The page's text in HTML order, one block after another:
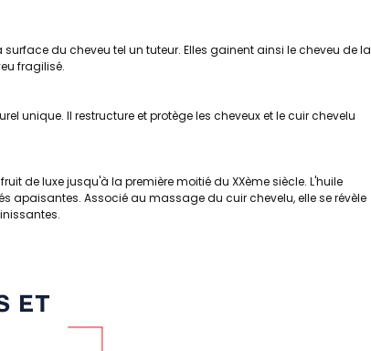
du cheveu tel un tuteur. Elles gainent ainsi le cheveu de la
fragilisé.
unique. Il restructure et protège les cheveux et le cuir chevelu
de luxe jusqu'à la première moitié du XXème siècle. L'huile
apaisantes. Associé au massage du cuir chevelu, elle se révèle